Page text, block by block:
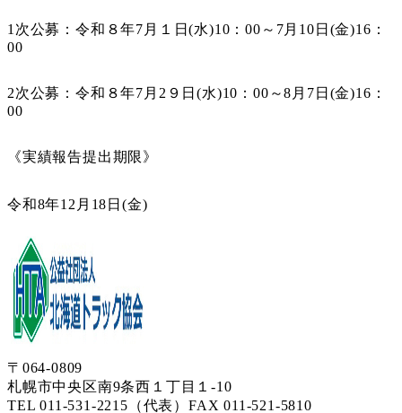
1次公募：令和８年7月１日(水)10：00～7月10日(金)16：
00
2次公募：令和８年7月2９日(水)10：00～8月7日(金)16：
00
《実績報告提出期限》
令和8年12月18日(金)
〒064-0809
札幌市中央区南9条西１丁目１-10
TEL 011-531-2215（代表）FAX 011-521-5810